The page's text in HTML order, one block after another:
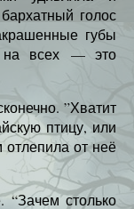
голос
губы
на всех — это
”Хватит
птицу, или
от неё
столько